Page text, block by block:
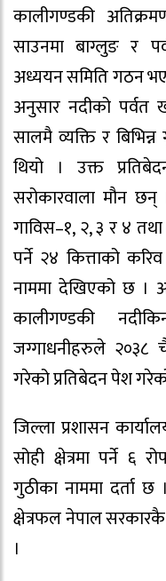
कालीगण्डकी
साउनमा बाग्लुङ र
अध्ययन समिति गठन
अनुसार नदीको पर्वत
सालमै व्यक्ति र
थियो । उक्त
सरोकारवाला मौन छन्
गाविस–१, २, ३ र ४
पर्ने २४ कित्ताको
नाममा देखिएको छ ।
कालीगण्डकी
जग्गाधनीहरुले २०३८
गरेको प्रतिबेदन पेश
जिल्ला प्रशासन
सोही क्षेत्रमा पर्ने ६
गुठीका नाममा दर्ता
क्षेत्रफल नेपाल सरकारकै
।